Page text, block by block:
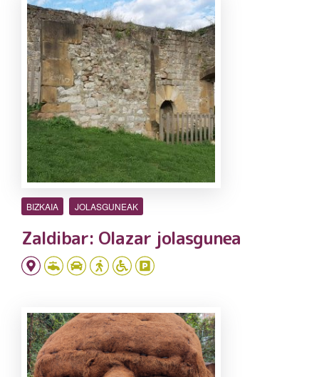
BIZKAIA JOLASGUNEAK
Zaldibar: Olazar jolasgunea